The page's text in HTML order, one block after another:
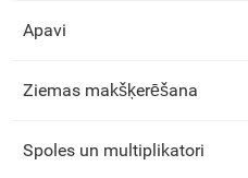
Apavi
Ziemas makšķerēšana
Spoles un multiplikatori